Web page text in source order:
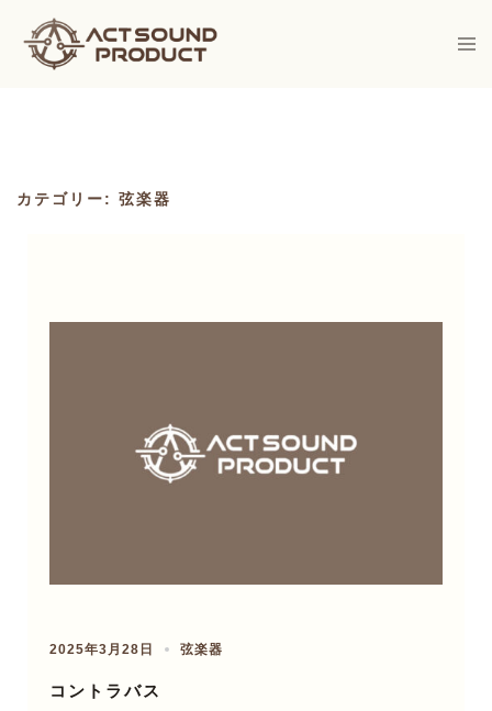
content
カテゴリー: 弦楽器
2025年3月28日 弦楽器
コントラバス